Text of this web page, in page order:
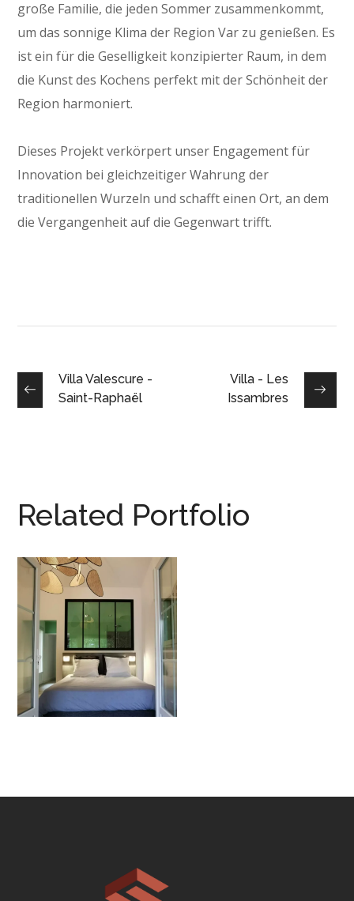
große Familie, die jeden Sommer zusammenkommt,
um das sonnige Klima der Region Var zu genießen. Es
ist ein für die Geselligkeit konzipierter Raum, in dem
die Kunst des Kochens perfekt mit der Schönheit der
Region harmoniert.
Dieses Projekt verkörpert unser Engagement für
Innovation bei gleichzeitiger Wahrung der
traditionellen Wurzeln und schafft einen Ort, an dem
die Vergangenheit auf die Gegenwart trifft.
Villa Valescure -
Saint-Raphaël
Villa - Les
Issambres
Related Portfolio
Villa – Draguignan
PRIVATPERSON